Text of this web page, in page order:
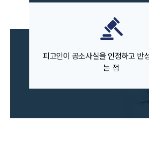
전체
구성원 소개
피고인이 공소사실을 인정하고 반
는 점